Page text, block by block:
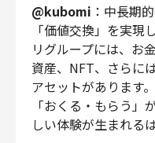
@kubomi ：中長期
「価値交換」を実現
リグループには、お
資産、NFT、さらに
アセットがあります
「おくる・もらう」
しい体験が生まれる